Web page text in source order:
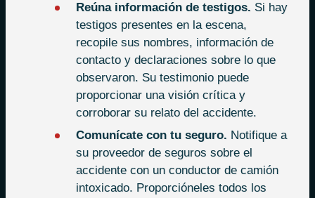
Reúna información de testigos. Si hay
testigos presentes en la escena,
recopile sus nombres, información de
contacto y declaraciones sobre lo que
observaron. Su testimonio puede
proporcionar una visión crítica y
corroborar su relato del accidente.
Comunícate con tu seguro. Notifique a
su proveedor de seguros sobre el
accidente con un conductor de camión
intoxicado. Proporcióneles todos los